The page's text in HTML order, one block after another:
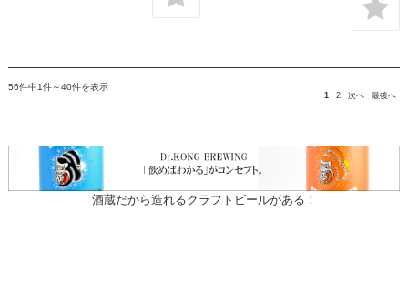
56件中1件～40件を表示
1 2 次へ 最後へ
酒蔵だから造れるクラフトビールがある！